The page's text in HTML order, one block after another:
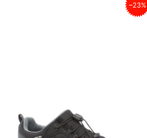
–23%